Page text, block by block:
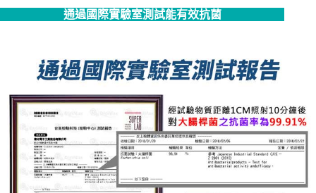
通過國際實驗室測試能有效抗菌